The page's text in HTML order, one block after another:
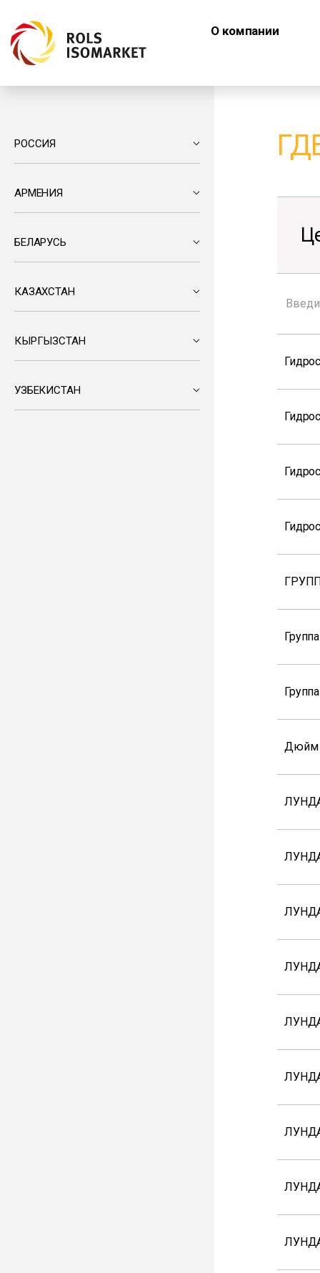
О компании
РОССИЯ
АРМЕНИЯ
БЕЛАРУСЬ
КАЗАХСТАН
КЫРГЫЗСТАН
УЗБЕКИСТАН
Дюйм